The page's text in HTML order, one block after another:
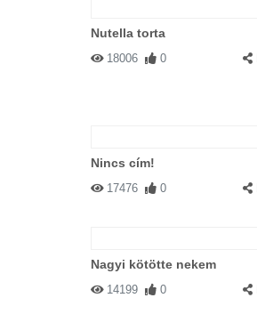
Nutella torta
18006 0
Nincs cím!
17476 0
Nagyi kötötte nekem
14199 0